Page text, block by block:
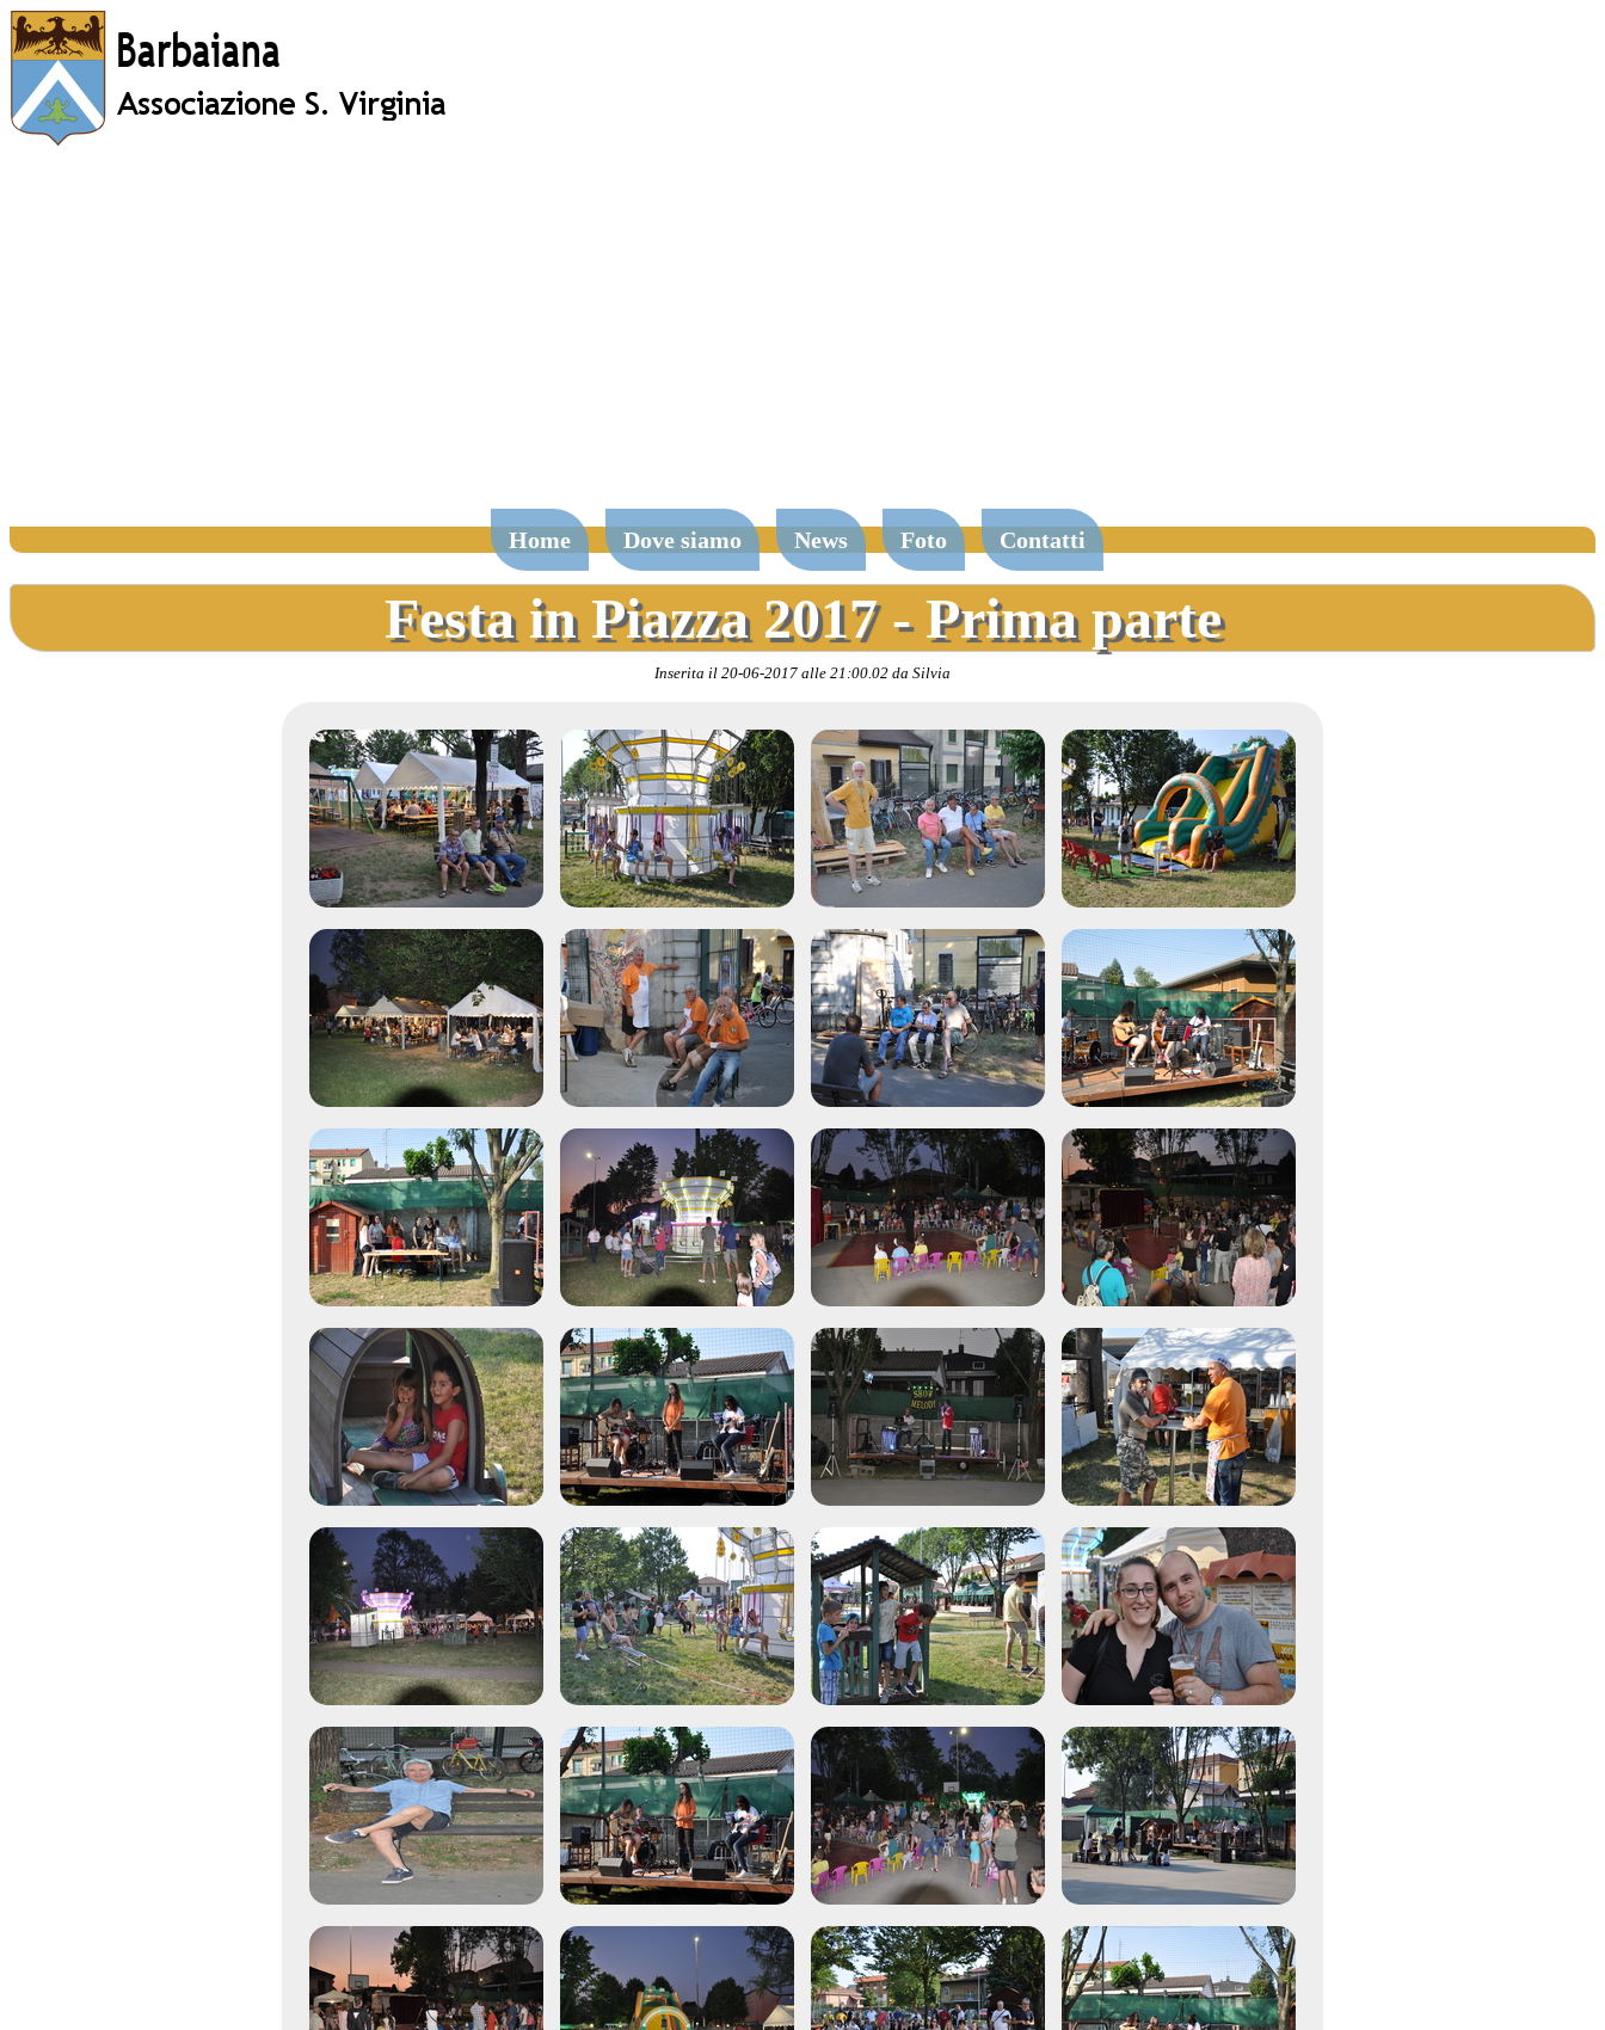
Home Dove siamo News Foto Contatti
Festa in Piazza 2017 - Prima parte
Inserita il 20-06-2017 alle 21:00.02 da Silvia